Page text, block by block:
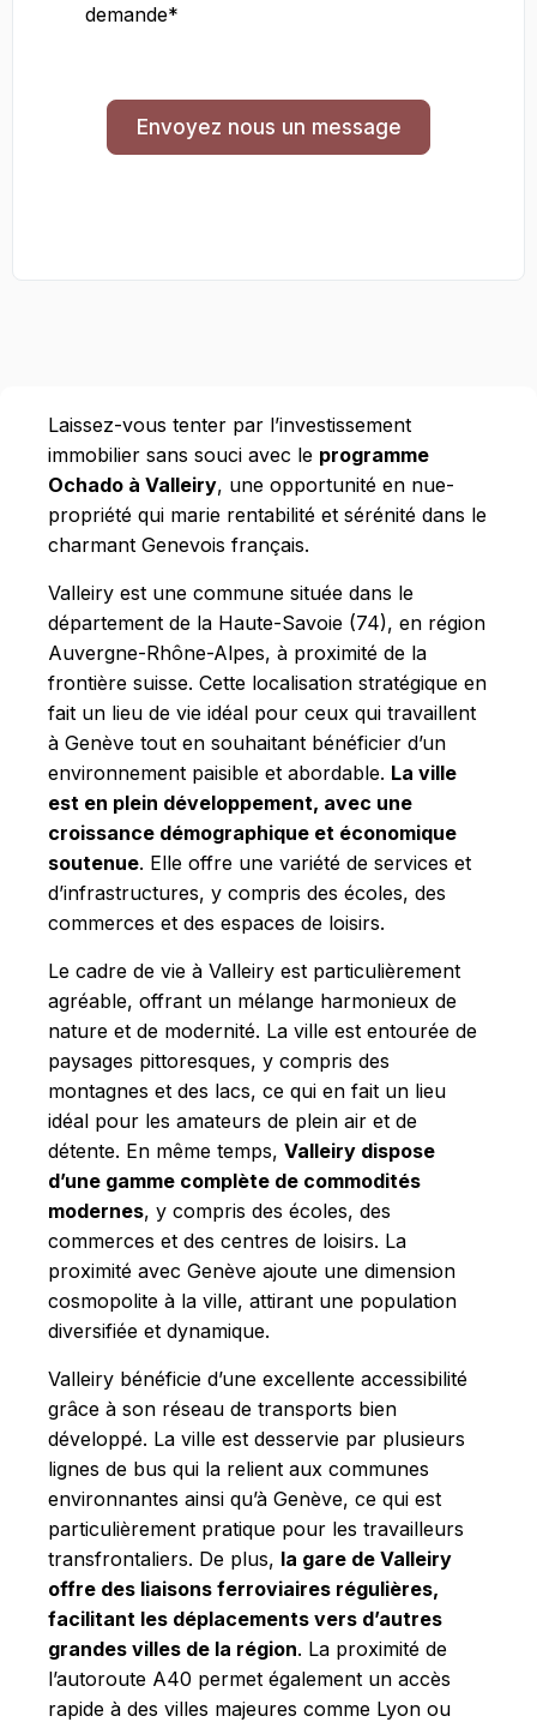
demande*
Envoyez nous un message
Laissez-vous tenter par l’investissement
immobilier sans souci avec le programme
Ochado à Valleiry, une opportunité en nue-
propriété qui marie rentabilité et sérénité dans le
charmant Genevois français.
Valleiry est une commune située dans le
département de la Haute-Savoie (74), en région
Auvergne-Rhône-Alpes, à proximité de la
frontière suisse. Cette localisation stratégique en
fait un lieu de vie idéal pour ceux qui travaillent
à Genève tout en souhaitant bénéficier d’un
environnement paisible et abordable. La ville
est en plein développement, avec une
croissance démographique et économique
soutenue. Elle offre une variété de services et
d’infrastructures, y compris des écoles, des
commerces et des espaces de loisirs.
Le cadre de vie à Valleiry est particulièrement
agréable, offrant un mélange harmonieux de
nature et de modernité. La ville est entourée de
paysages pittoresques, y compris des
montagnes et des lacs, ce qui en fait un lieu
idéal pour les amateurs de plein air et de
détente. En même temps, Valleiry dispose
d’une gamme complète de commodités
modernes, y compris des écoles, des
commerces et des centres de loisirs. La
proximité avec Genève ajoute une dimension
cosmopolite à la ville, attirant une population
diversifiée et dynamique.
Valleiry bénéficie d’une excellente accessibilité
grâce à son réseau de transports bien
développé. La ville est desservie par plusieurs
lignes de bus qui la relient aux communes
environnantes ainsi qu’à Genève, ce qui est
particulièrement pratique pour les travailleurs
transfrontaliers. De plus, la gare de Valleiry
offre des liaisons ferroviaires régulières,
facilitant les déplacements vers d’autres
grandes villes de la région. La proximité de
l’autoroute A40 permet également un accès
rapide à des villes majeures comme Lyon ou